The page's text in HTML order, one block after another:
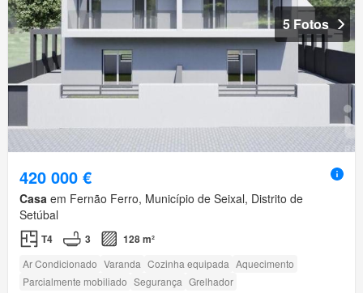
5 Fotos
420 000 €
Casa em Fernão Ferro, Município de Seixal, Distrito de
Setúbal
T4 3 128 m²
Ar Condicionado Varanda Cozinha equipada Aquecimento
Parcialmente mobiliado Segurança Grelhador